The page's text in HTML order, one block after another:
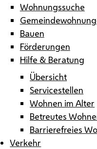
Wohnungssuche
Bauen
Förderungen
Hilfe & Beratung
Übersicht
Servicestellen
Wohnen im Alter
Betreutes
Barrierefreies
Verkehr